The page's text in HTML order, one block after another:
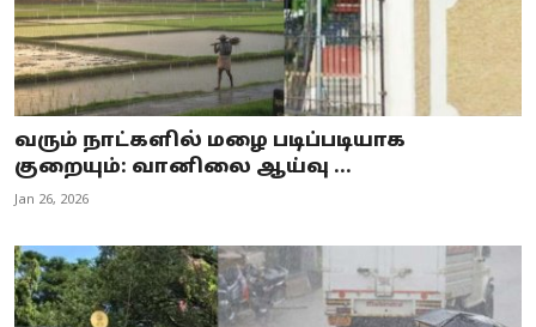
வரும் நாட்களில் மழை படிப்படியாக
குறையும்: வானிலை ஆய்வு ...
Jan 26, 2026